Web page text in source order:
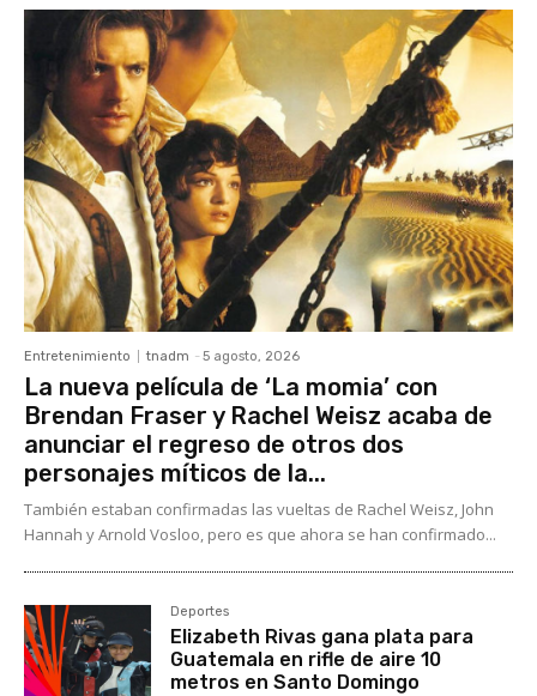
Entretenimiento tnadm - 5 agosto, 2026
La nueva película de ‘La momia’ con
Brendan Fraser y Rachel Weisz acaba de
anunciar el regreso de otros dos
personajes míticos de la...
También estaban confirmadas las vueltas de Rachel Weisz, John
Hannah y Arnold Vosloo, pero es que ahora se han confirmado...
Deportes
Elizabeth Rivas gana plata para
Guatemala en rifle de aire 10
metros en Santo Domingo